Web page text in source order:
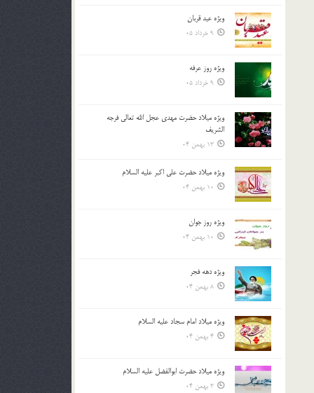
ویژه عید قربان
9 خرداد 05
ویژه روز عرفه
9 خرداد 05
ویژه میلاد حضرت مهدی عجل الله تعالی فرجه
الشريف
13 بهمن 04
ویژه میلاد حضرت علی اکبر علیه السلام
10 بهمن 04
ویژه روز جوان
10 بهمن 04
ویژه دهه فجر
8 بهمن 04
ویژه میلاد امام سجاد علیه السلام
4 بهمن 04
ویژه میلاد حضرت ابوالفضل علیه السلام
3 بهمن 04